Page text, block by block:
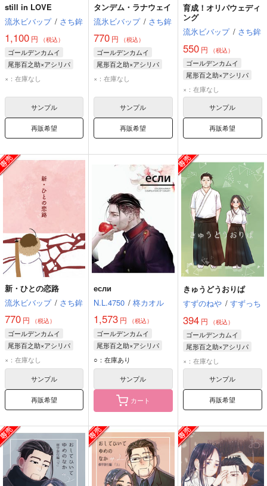
still in LOVE
流氷ビバップ / さち鉾
1,100 円 （税込）
ゴールデンカムイ
尾形百之助×アシリパ
尾形百之助
×：在庫なし
サンプル
再販希望
タンデム・ラナウェイ
流氷ビバップ / さち鉾
770 円 （税込）
ゴールデンカムイ
尾形百之助×アシリパ
尾形百之助
×：在庫なし
サンプル
再販希望
育成！オリパウェディ
ング
流氷ビバップ / さち鉾
550円 （税込）
ゴールデンカムイ
尾形百之助×アシリパ
尾形百之助
×：在庫なし
サンプル
再販希望
新・ひとの恋路
流氷ビバップ / さち鉾
770 円 （税込）
ゴールデンカムイ
尾形百之助×アシリパ
尾形百之助
×：在庫なし
サンプル
再販希望
если
N.L.4750 / 柊カオル
1,573 円 （税込）
ゴールデンカムイ
尾形百之助×アシリパ
尾形百之助
○：在庫あり
サンプル
カート
きゅうどうおりぱ
すずのねや / すずっち
394円 （税込）
ゴールデンカムイ
尾形百之助×アシリパ
尾形百之助
×：在庫なし
サンプル
再販希望